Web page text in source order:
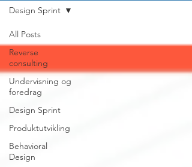
All Posts
Reverse
consulting
Undervisning og
foredrag
Design Sprint
Produktutvikling
Behavioral
Design
Design Sprint